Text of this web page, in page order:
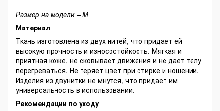
Размер на модели – M
Материал
Ткань изготовлена из двух нитей, что придает ей
высокую прочность и износостойкость. Мягкая и
приятная коже, не сковывает движения и не дает телу
перегреваться. Не теряет цвет при стирке и ношении.
Изделия из двунитки не мнутся, что придает им
универсальность в использовании.
Рекомендации по уходу